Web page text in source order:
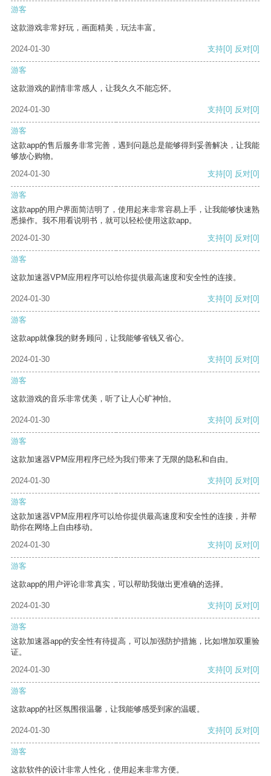
游客
这款游戏非常好玩，画面精美，玩法丰富。
2024-01-30 支持[0] 反对[0]
游客
这款游戏的剧情非常感人，让我久久不能忘怀。
2024-01-30 支持[0] 反对[0]
游客
这款app的售后服务非常完善，遇到问题总是能够得到妥善解决，让我能
够放心购物。
2024-01-30
支持[0] 反对[0]
游客
这款app的用户界面简洁明了，使用起来非常容易上手，让我能够快速熟
悉操作。我不用看说明书，就可以轻松使用这款app。
2024-01-30
支持[0] 反对[0]
游客
这款加速器VPM应用程序可以给你提供最高速度和安全性的连接。
2024-01-30 支持[0] 反对[0]
游客
这款app就像我的财务顾问，让我能够省钱又省心。
2024-01-30 支持[0] 反对[0]
游客
这款游戏的音乐非常优美，听了让人心旷神怡。
2024-01-30 支持[0] 反对[0]
游客
这款加速器VPM应用程序已经为我们带来了无限的隐私和自由。
2024-01-30 支持[0] 反对[0]
游客
这款加速器VPM应用程序可以给你提供最高速度和安全性的连接，并帮
助你在网络上自由移动。
2024-01-30
支持[0] 反对[0]
游客
这款app的用户评论非常真实，可以帮助我做出更准确的选择。
2024-01-30 支持[0] 反对[0]
游客
这款加速器app的安全性有待提高，可以加强防护措施，比如增加双重验
证。
2024-01-30
支持[0] 反对[0]
游客
这款app的社区氛围很温馨，让我能够感受到家的温暖。
2024-01-30 支持[0] 反对[0]
游客
这款软件的设计非常人性化，使用起来非常方便。